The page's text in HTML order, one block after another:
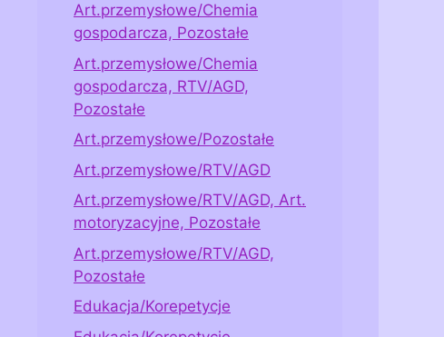
Art.przemysłowe/Chemia
gospodarcza, Pozostałe
Art.przemysłowe/Chemia
gospodarcza, RTV/AGD,
Pozostałe
Art.przemysłowe/Pozostałe
Art.przemysłowe/RTV/AGD
Art.przemysłowe/RTV/AGD, Art.
motoryzacyjne, Pozostałe
Art.przemysłowe/RTV/AGD,
Pozostałe
Edukacja/Korepetycje